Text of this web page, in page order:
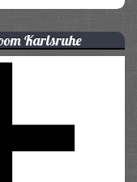
Karlsruhe